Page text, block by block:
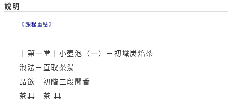
說明
【課程重點】
｜第一堂｜小壺泡（一）－初識炭焙茶
泡法－直取茶湯
品飲－初階三段聞香
茶具－茶 具